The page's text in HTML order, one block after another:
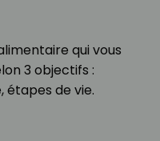
qui vous
3 objectifs :
étapes de vie.